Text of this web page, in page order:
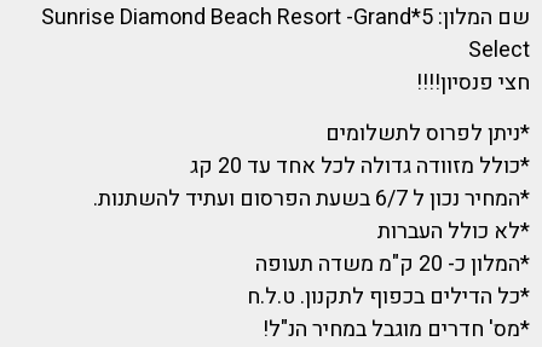
שם המלון: 5*Sunrise Diamond Beach Resort -Grand
Select
חצי פנסיון!!!!
*ניתן לפרוס לתשלומים
*כולל מזוודה גדולה לכל אחד עד 20 קג
*המחיר נכון ל 6/7 בשעת הפרסום ועתיד להשתנות.
*לא כולל העברות
*המלון כ- 20 ק"מ משדה תעופה
*כל הדילים בכפוף לתקנון. ט.ל.ח
*מס' חדרים מוגבל במחיר הנ"ל!